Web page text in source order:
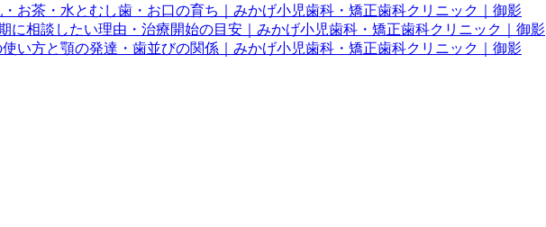
お茶・水とむし歯・お口の育ち｜みかげ小児歯科・矯正歯科クリニック｜御影
に相談したい理由・治療開始の目安｜みかげ小児歯科・矯正歯科クリニック｜御影
い方と顎の発達・歯並びの関係｜みかげ小児歯科・矯正歯科クリニック｜御影